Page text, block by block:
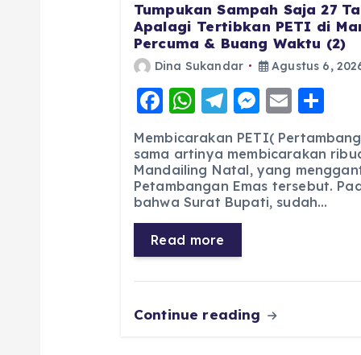
Tumpukan Sampah Saja 27
Apalagi Tertibkan PETI di
Percuma & Buang Waktu (2)
Dina Sukandar Agustus 6,
F
a
c
e
b
o
o
k
W
h
a
ts
A
p
p
T
el
e
g
r
a
m
M
e
ss
e
n
E
m
ai
l
h
a
re
Membicarakan PETI(
sama artinya membicarakan
Mandailing Natal, yang
Petambangan Emas tersebut.
bahwa Surat Bupati, sudah…
Read more
Continue reading